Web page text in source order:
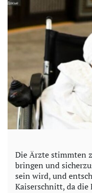
Die Ärzte stimmten
bringen und
sein wird, und
Kaiserschnitt, da die